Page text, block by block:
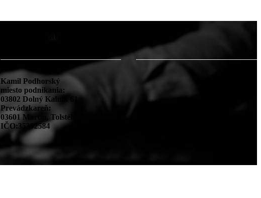
Kamil Podhorský
miesto podnikania:
03802 Dolný Kalník 61
Prevádzkareň:
03601 Martin, Tolstého 35
IČO:35392584